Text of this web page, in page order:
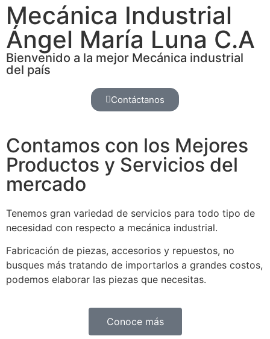
Mecánica Industrial
Ángel María Luna C.A
Bienvenido a la mejor Mecánica industrial
del país
Contáctanos
Contamos con los Mejores
Productos y Servicios del
mercado
Tenemos gran variedad de servicios para todo tipo de
necesidad con respecto a mecánica industrial.
Fabricación de piezas, accesorios y repuestos, no
busques más tratando de importarlos a grandes costos,
podemos elaborar las piezas que necesitas.
Conoce más